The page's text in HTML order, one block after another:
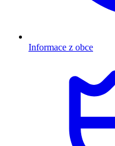
Informace z obce